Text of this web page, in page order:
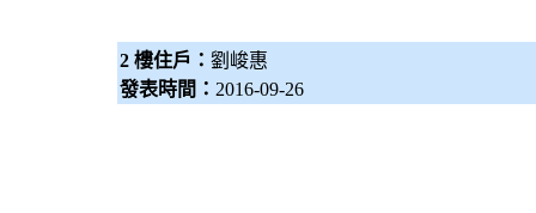
2 樓住戶： 劉峻惠
發表時間： 2016-09-26